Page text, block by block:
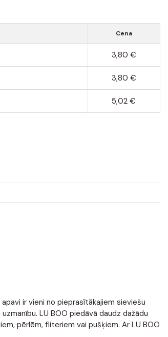
Cena
3,80 €
3,80 €
5,02 €
ir vieni no pieprasītākajiem sieviešu
LU BOO piedāvā daudz dažādu
pērlēm, fliteriem vai pušķiem. Ar LU BOO